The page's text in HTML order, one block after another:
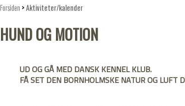
Forsiden >Aktiviteter/kalender
HUND OG MOTION
UD OG GÅ MED DANSK KENNEL KLUB.
FÅ SET DEN BORNHOLMSKE NATUR OG LUFT